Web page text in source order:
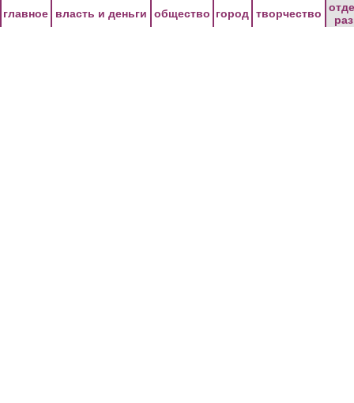
главное власть и деньги общество город творчество